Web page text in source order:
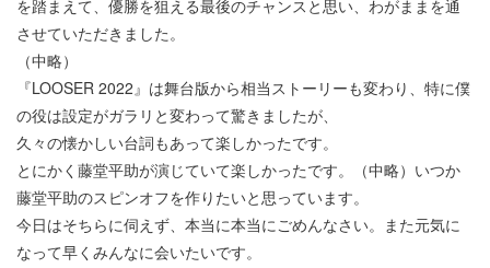
を踏まえて、優勝を狙える最後のチャンスと思い、わがままを通
させていただきました。
（中略）
『LOOSER 2022』は舞台版から相当ストーリーも変わり、特に僕
の役は設定がガラリと変わって驚きましたが、
久々の懐かしい台詞もあって楽しかったです。
とにかく藤堂平助が演じていて楽しかったです。（中略）いつか
藤堂平助のスピンオフを作りたいと思っています。
今日はそちらに伺えず、本当に本当にごめんなさい。また元気に
なって早くみんなに会いたいです。